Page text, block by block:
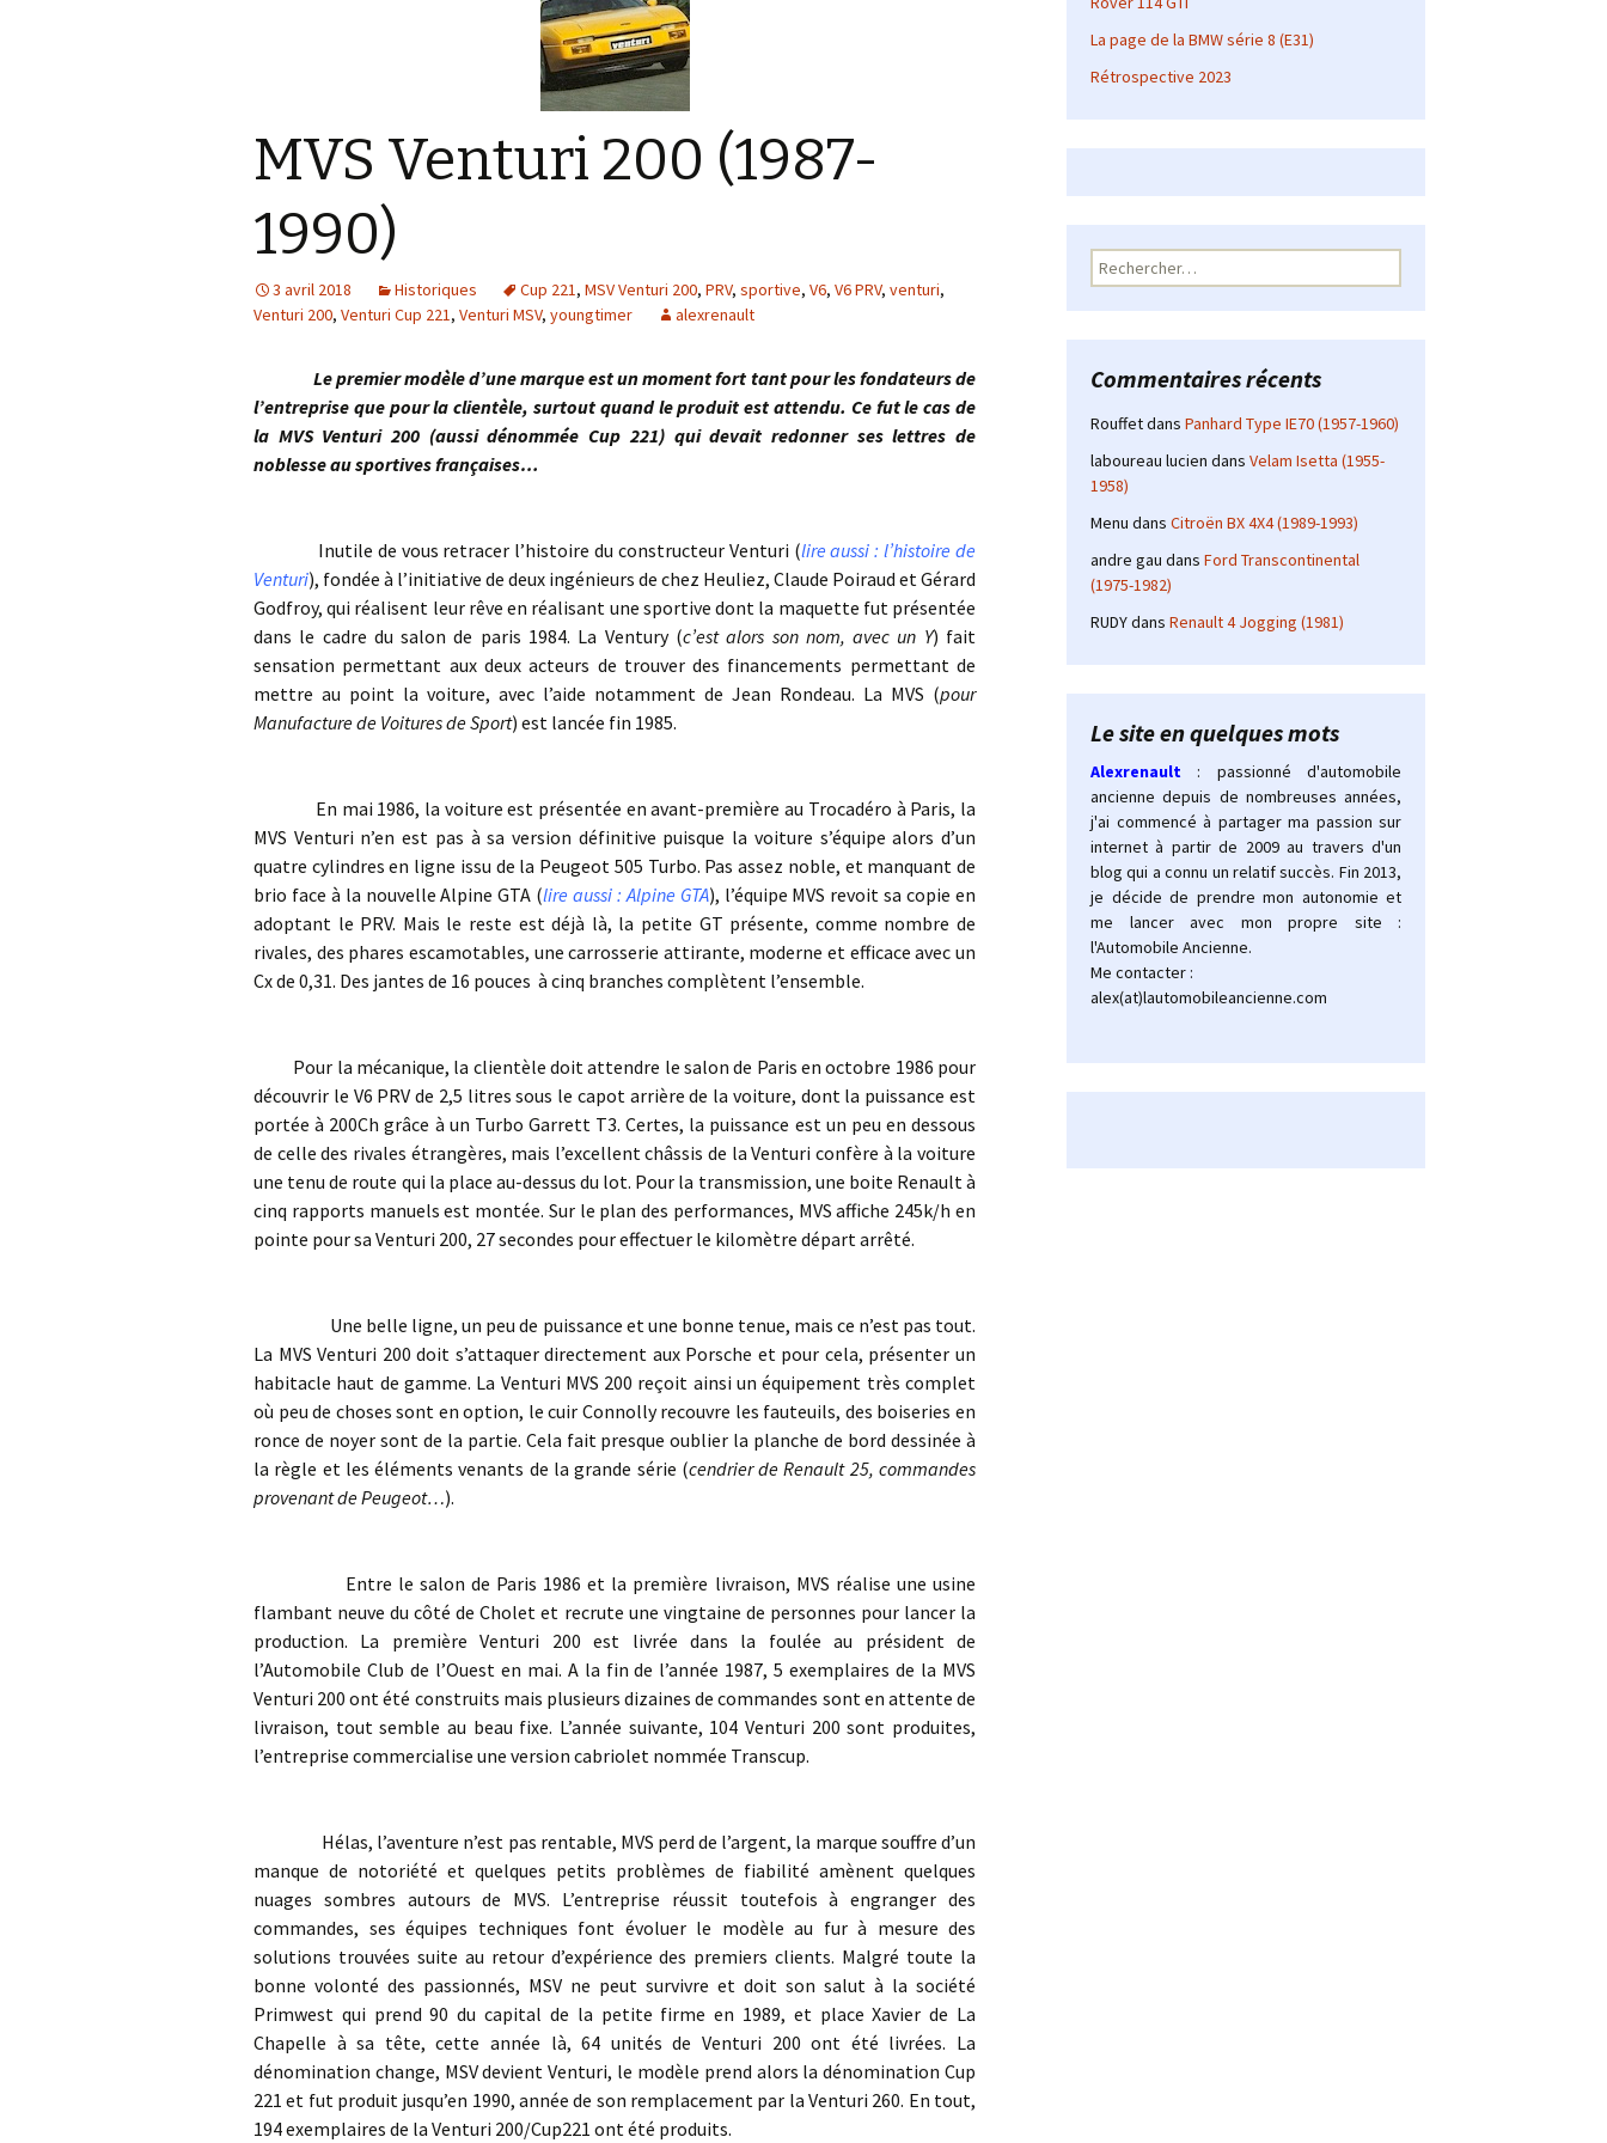
MVS Venturi 200 (1987-
1990)
3 avril 2018 Historiques Cup 221, MSV Venturi 200, PRV, sportive, V6, V6 PRV, venturi,
Venturi 200, Venturi Cup 221, Venturi MSV, youngtimer alexrenault
Le premier modèle d’une marque est un moment fort tant pour les fondateurs de
l’entreprise que pour la clientèle, surtout quand le produit est attendu. Ce fut le cas de
la MVS Venturi 200 (aussi dénommée Cup 221) qui devait redonner ses lettres de
noblesse au sportives françaises…
Inutile de vous retracer l’histoire du constructeur Venturi (lire aussi : l’histoire de
Venturi), fondée à l’initiative de deux ingénieurs de chez Heuliez, Claude Poiraud et Gérard
Godfroy, qui réalisent leur rêve en réalisant une sportive dont la maquette fut présentée
dans le cadre du salon de paris 1984. La Ventury (c’est alors son nom, avec un Y) fait
sensation permettant aux deux acteurs de trouver des financements permettant de
mettre au point la voiture, avec l’aide notamment de Jean Rondeau. La MVS (pour
Manufacture de Voitures de Sport) est lancée fin 1985.
En mai 1986, la voiture est présentée en avant-première au Trocadéro à Paris, la
MVS Venturi n’en est pas à sa version définitive puisque la voiture s’équipe alors d’un
quatre cylindres en ligne issu de la Peugeot 505 Turbo. Pas assez noble, et manquant de
brio face à la nouvelle Alpine GTA (lire aussi : Alpine GTA), l’équipe MVS revoit sa copie en
adoptant le PRV. Mais le reste est déjà là, la petite GT présente, comme nombre de
rivales, des phares escamotables, une carrosserie attirante, moderne et efficace avec un
Cx de 0,31. Des jantes de 16 pouces à cinq branches complètent l’ensemble.
Pour la mécanique, la clientèle doit attendre le salon de Paris en octobre 1986 pour
découvrir le V6 PRV de 2,5 litres sous le capot arrière de la voiture, dont la puissance est
portée à 200Ch grâce à un Turbo Garrett T3. Certes, la puissance est un peu en dessous
de celle des rivales étrangères, mais l’excellent châssis de la Venturi confère à la voiture
une tenu de route qui la place au-dessus du lot. Pour la transmission, une boite Renault à
cinq rapports manuels est montée. Sur le plan des performances, MVS affiche 245k/h en
pointe pour sa Venturi 200, 27 secondes pour effectuer le kilomètre départ arrêté.
Une belle ligne, un peu de puissance et une bonne tenue, mais ce n’est pas tout.
La MVS Venturi 200 doit s’attaquer directement aux Porsche et pour cela, présenter un
habitacle haut de gamme. La Venturi MVS 200 reçoit ainsi un équipement très complet
où peu de choses sont en option, le cuir Connolly recouvre les fauteuils, des boiseries en
ronce de noyer sont de la partie. Cela fait presque oublier la planche de bord dessinée à
la règle et les éléments venants de la grande série (cendrier de Renault 25, commandes
provenant de Peugeot…).
Entre le salon de Paris 1986 et la première livraison, MVS réalise une usine
flambant neuve du côté de Cholet et recrute une vingtaine de personnes pour lancer la
production. La première Venturi 200 est livrée dans la foulée au président de
l’Automobile Club de l’Ouest en mai. A la fin de l’année 1987, 5 exemplaires de la MVS
Venturi 200 ont été construits mais plusieurs dizaines de commandes sont en attente de
livraison, tout semble au beau fixe. L’année suivante, 104 Venturi 200 sont produites,
l’entreprise commercialise une version cabriolet nommée Transcup.
Hélas, l’aventure n’est pas rentable, MVS perd de l’argent, la marque souffre d’un
manque de notoriété et quelques petits problèmes de fiabilité amènent quelques
nuages sombres autours de MVS. L’entreprise réussit toutefois à engranger des
commandes, ses équipes techniques font évoluer le modèle au fur à mesure des
solutions trouvées suite au retour d’expérience des premiers clients. Malgré toute la
bonne volonté des passionnés, MSV ne peut survivre et doit son salut à la société
Primwest qui prend 90 du capital de la petite firme en 1989, et place Xavier de La
Chapelle à sa tête, cette année là, 64 unités de Venturi 200 ont été livrées. La
dénomination change, MSV devient Venturi, le modèle prend alors la dénomination Cup
221 et fut produit jusqu’en 1990, année de son remplacement par la Venturi 260. En tout,
194 exemplaires de la Venturi 200/Cup221 ont été produits.
La page de la BMW série 8 (E31)
Rétrospective 2023
Rechercher :
Commentaires récents
Rouffetdans Panhard Type IE70 (1957-1960)
laboureau lucien dans Velam Isetta (1955-
1958)
Menu dans Citroën BX 4X4 (1989-1993)
andre gau dans Ford Transcontinental
(1975-1982)
RUDYdans Renault 4 Jogging (1981)
Le site en quelques mots
Alexrenault
: passionné d'automobile
ancienne depuis de nombreuses années,
j'ai commencé à partager ma passion sur
internet à partir de 2009 au travers d'un
blog qui a connu un relatif succès. Fin 2013,
je décide de prendre mon autonomie et
me lancer avec mon propre site :
l'Automobile Ancienne.
Me contacter :
alex(at)lautomobileancienne.com